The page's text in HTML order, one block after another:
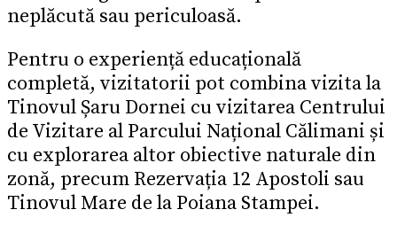
neplăcută sau periculoasă.
Pentru o experiență educațională
completă, vizitatorii pot combina vizita la
Tinovul Șaru Dornei cu vizitarea Centrului
de Vizitare al Parcului Național Călimani și
cu explorarea altor obiective naturale din
zonă, precum Rezervația 12 Apostoli sau
Tinovul Mare de la Poiana Stampei.